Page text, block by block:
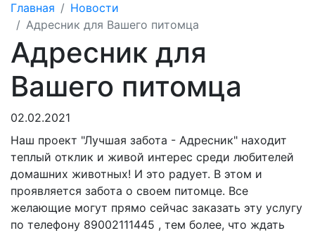
Главная
Новости
Адресник для Вашего питомца
Адресник для
Вашего питомца
02.02.2021
Наш проект "Лучшая забота - Адресник" находит
теплый отклик и живой интерес среди любителей
домашних животных! И это радует. В этом и
проявляется забота о своем питомце. Все
желающие могут прямо сейчас заказать эту услугу
по телефону 89002111445 , тем более, что ждать